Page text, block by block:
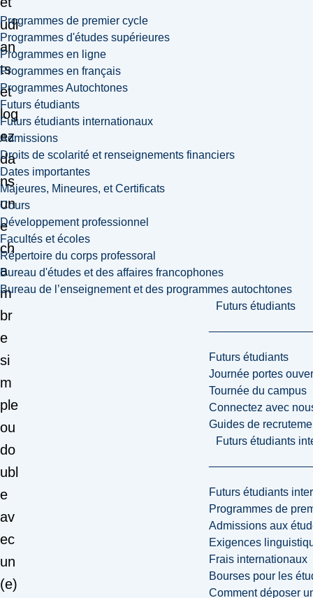
Programmes de premier cycle
Programmes d'études supérieures
Programmes en ligne
Programmes en français
Programmes Autochtones
Futurs étudiants
Futurs étudiants internationaux
Admissions
Droits de scolarité et renseignements financiers
Dates importantes
Majeures, Mineures, et Certificats
Cours
Développement professionnel
Facultés et écoles
Répertoire du corps professoral
Bureau d'études et des affaires francophones
Bureau de l’enseignement et des programmes autochtones
Futurs étudiants
Futurs étudiants
Journée portes
Tournée du campus
Connectez avec
Guides de
Futurs étudiants
Futurs étudiants
Programmes de
Admissions aux
Exigences
Frais internationaux
Bourses pour les
Comment déposer
udi
an
ts
et
log
ez
da
ns
un
e
ch
a
m
br
e
si
m
ple
ou
do
ubl
e
av
ec
un
(e)